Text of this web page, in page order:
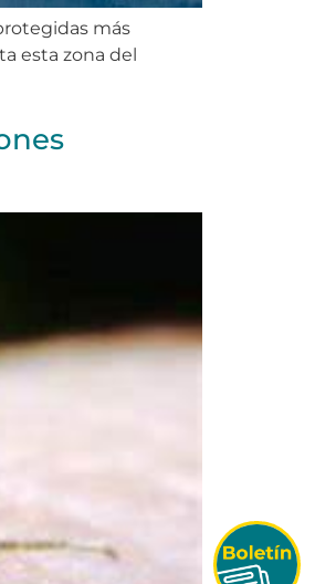
más
esta zona del